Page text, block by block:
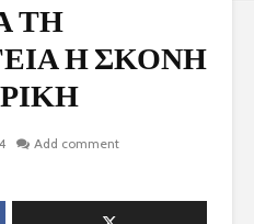
ΤΗ
Η ΣΚΟΝΗ
Add comment